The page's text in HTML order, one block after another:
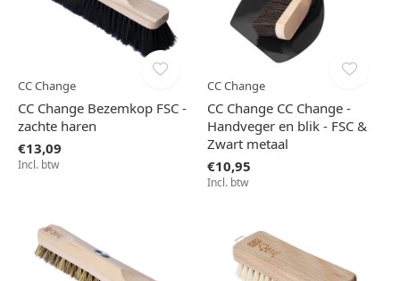
CC Change
CC Change Bezemkop FSC -
zachte haren
€13,09
Incl. btw
CC Change
CC Change CC Change -
Handveger en blik - FSC &
Zwart metaal
€10,95
Incl. btw